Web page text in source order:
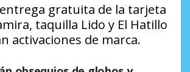
gratuita de la tarjeta
taquilla Lido y El Hatillo
activaciones de marca.